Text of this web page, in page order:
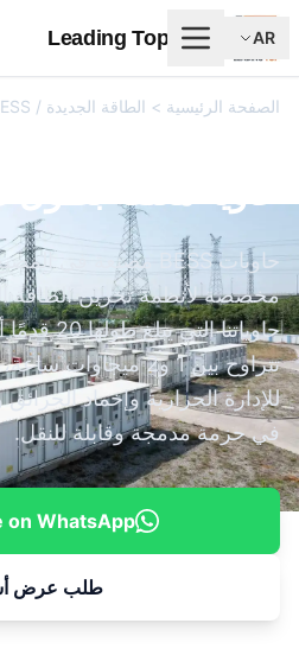
Leading Top Union AR
الصفحة الرئيسية > الطاقة الجديدة / BESS
مخصصة لأنظمة تخزين الطاقة
حاوياتنا
تتراوح بين 1 و2
للإدارة الحرارية وإخماد
في حزمة مدمجة وقابلة للنقل.
on WhatsApp
طلب عرض